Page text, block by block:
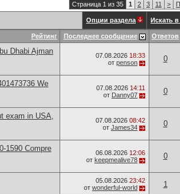
Страница 1 из 35 1 2 3 11 >
Опции раздела Искать
Рейтинг Последнее сообщение Ответов
Dhabi Ajman
07.08.2026 18:33
от penson 0
We
07.08.2026 14:11
от Danny07 0
exam in USA,
07.08.2026 08:42
от James34 0
1590 Compre
06.08.2026 12:06
от keepmealive78 0
05.08.2026 23:42
от wonderful-world 1